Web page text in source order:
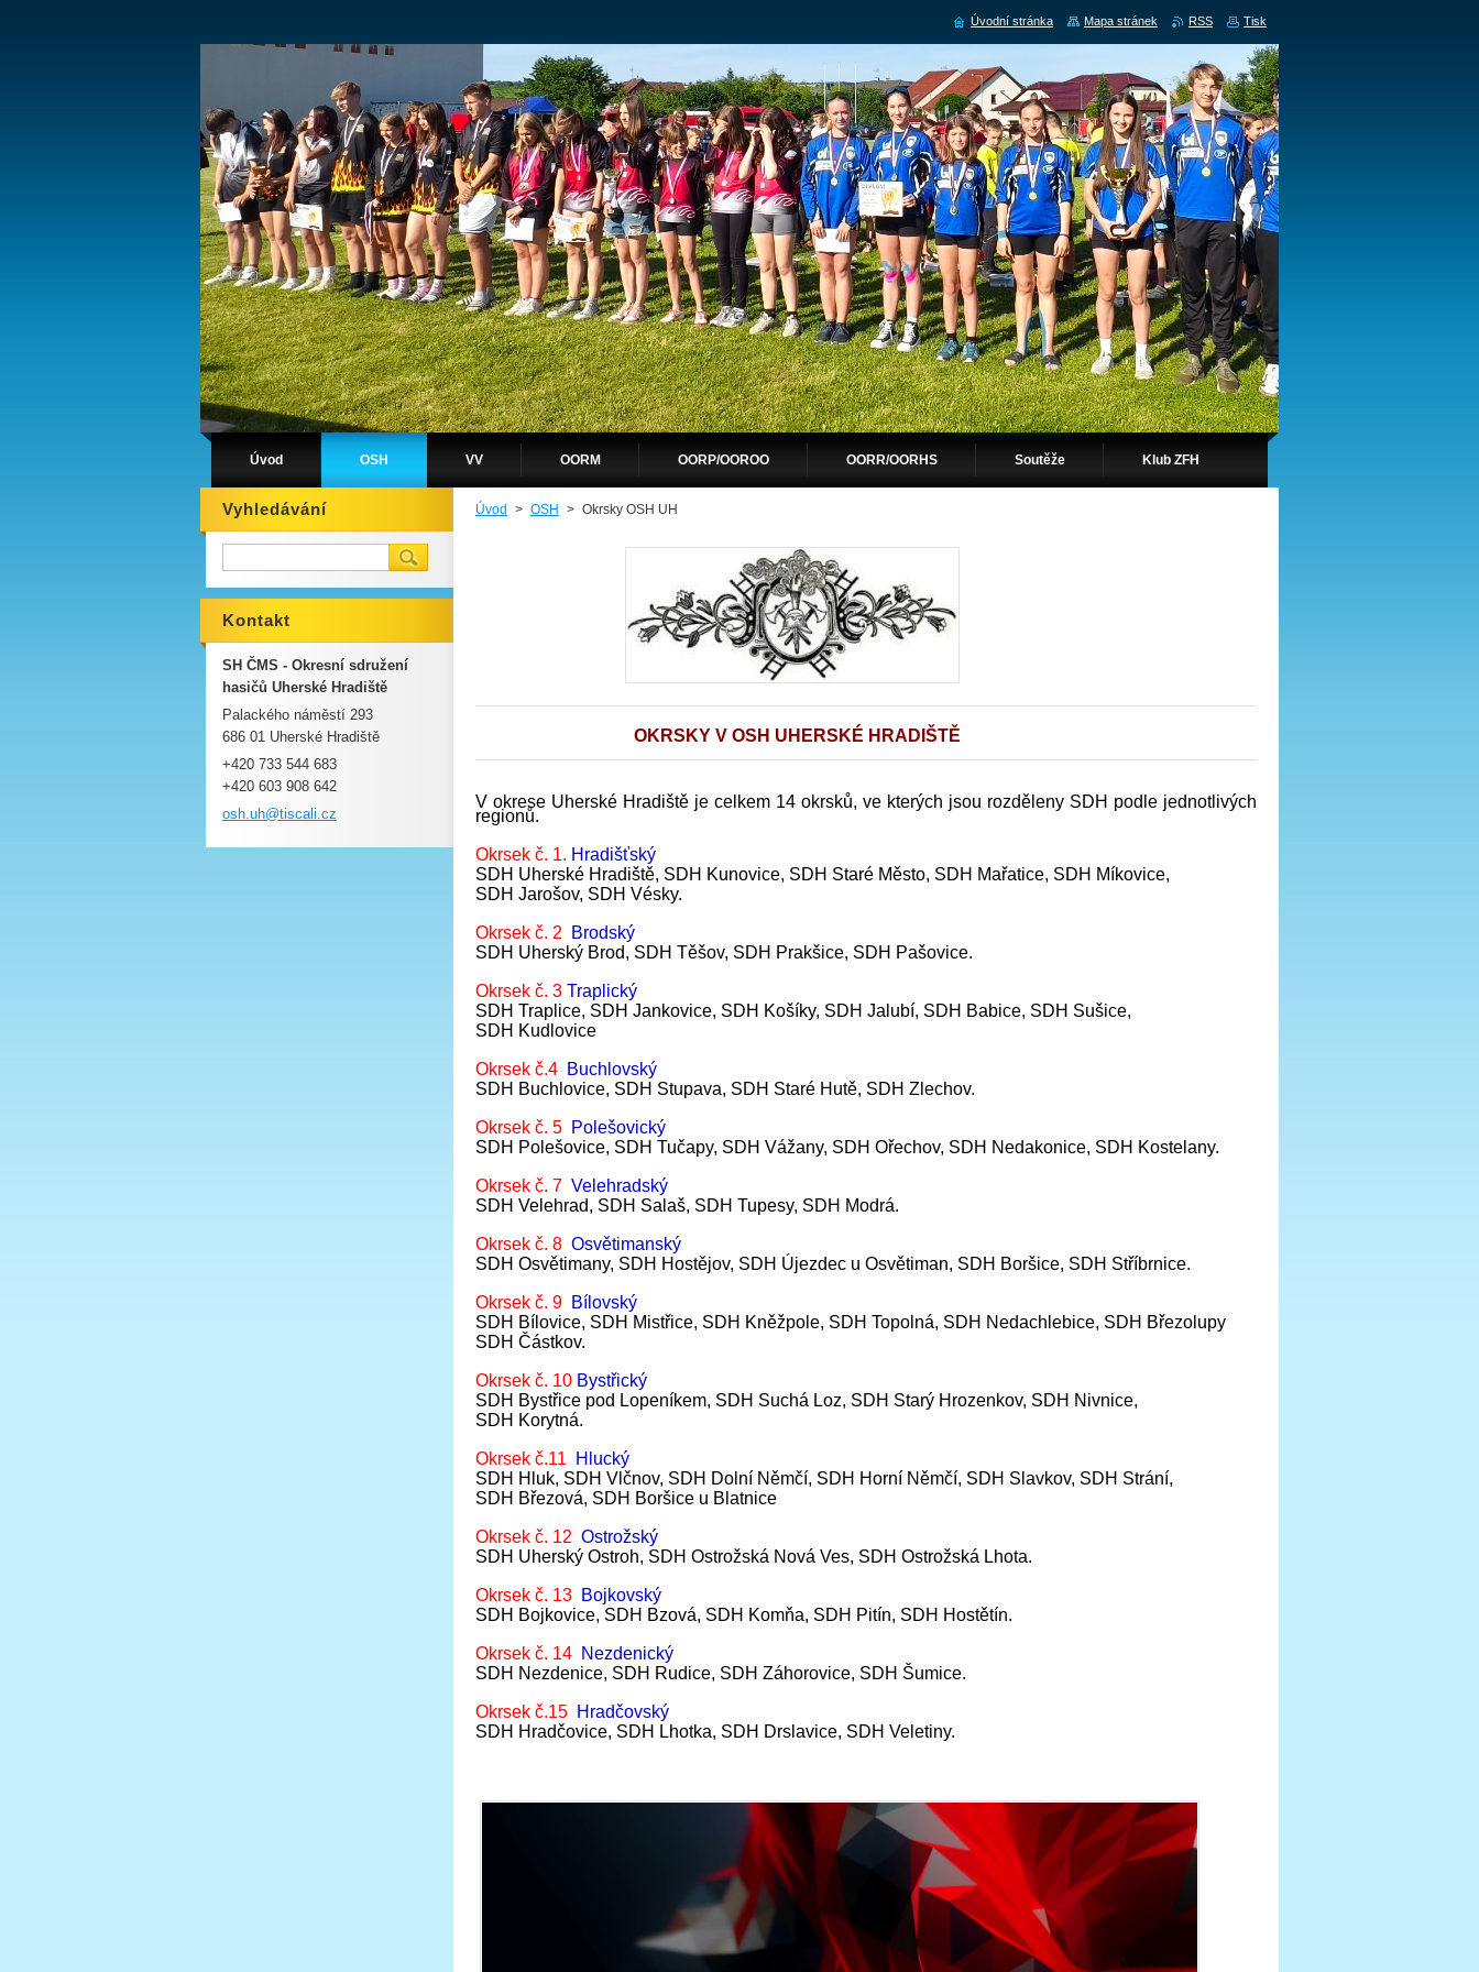
Úvod OSH VV OORM OORP/OOROO OORR/OORHS Soutěže Klub ZFH
Úvod > OSH > Okrsky OSH UH
OKRSKY V OSH UHERSKÉ HRADIŠTĚ
V okrese Uherské Hradiště je celkem 14 okrsků, ve kterých jsou rozděleny SDH podle jednotlivých
regionů.
Okrsek č. 1. Hradišťský
SDH Uherské Hradiště, SDH Kunovice, SDH Staré Město, SDH Mařatice, SDH Míkovice,
SDH Jarošov, SDH Vésky.
Okrsek č. 2
Brodský
SDH Uherský Brod, SDH Těšov, SDH Prakšice, SDH Pašovice.
Okrsek č. 3 Traplický
SDH Traplice, SDH Jankovice, SDH Košíky, SDH Jalubí, SDH Babice, SDH Sušice,
SDH Kudlovice
Okrsek č.4 Buchlovský
SDH Buchlovice, SDH Stupava, SDH Staré Hutě, SDH Zlechov.
Okrsek č. 5 Polešovický
SDH Polešovice, SDH Tučapy, SDH Vážany, SDH Ořechov, SDH Nedakonice, SDH Kostelany.
Okrsek č. 7 Velehradský
SDH Velehrad, SDH Salaš, SDH Tupesy, SDH Modrá.
Okrsek č. 8 Osvětimanský
SDH Osvětimany, SDH Hostějov, SDH Újezdec u Osvětiman, SDH Boršice, SDH Stříbrnice.
Okrsek č. 9 Bílovský
SDH Bílovice, SDH Mistřice, SDH Kněžpole, SDH Topolná, SDH Nedachlebice, SDH Březolupy
SDH Částkov.
Okrsek č. 10 Bystřický
SDH Bystřice pod Lopeníkem, SDH Suchá Loz, SDH Starý Hrozenkov, SDH Nivnice,
SDH Korytná.
Okrsek č.11
Hlucký
SDH Hluk, SDH Vlčnov, SDH Dolní Němčí, SDH Horní Němčí, SDH Slavkov, SDH Strání,
SDH Březová, SDH Boršice u Blatnice
Okrsek č. 12 Ostrožský
SDH Uherský Ostroh, SDH Ostrožská Nová Ves, SDH Ostrožská Lhota.
Okrsek č. 13 Bojkovský
SDH Bojkovice, SDH Bzová, SDH Komňa, SDH Pitín, SDH Hostětín.
Okrsek č. 14 Nezdenický
SDH Nezdenice, SDH Rudice, SDH Záhorovice, SDH Šumice.
Okrsek č.15 Hradčovský
SDH Hradčovice, SDH Lhotka, SDH Drslavice, SDH Veletiny.
Vyhledávání
Kontakt
SH ČMS - Okresní sdružení
hasičů Uherské Hradiště
Palackého náměstí 293
686 01 Uherské Hradiště
+420 733 544 683
+420 603 908 642
osh.uh@tiscali.cz
Úvodní stránka Mapa stránek RSS Tisk